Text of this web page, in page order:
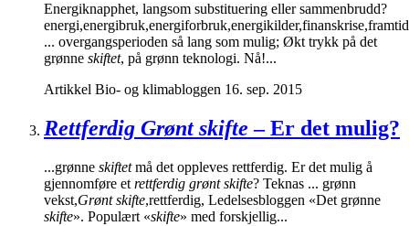
Energiknapphet, langsom substituering eller sammenbrudd?
... overgangsperioden så lang som mulig; Økt trykk på det
grønne skiftet, på grønn teknologi. Nå!...
Artikkel Bio- og klimabloggen 16. sep. 2015
Rettferdig Grønt skifte – Er det mulig?
...grønne skiftetmå det oppleves rettferdig. Er det mulig å
gjennomføre et rettferdig grønt skifte? Teknas ... grønn
vekst,Grønt skifte,rettferdig, Ledelsesbloggen «Det grønne
skifte». Populært «skifte» med forskjellig...